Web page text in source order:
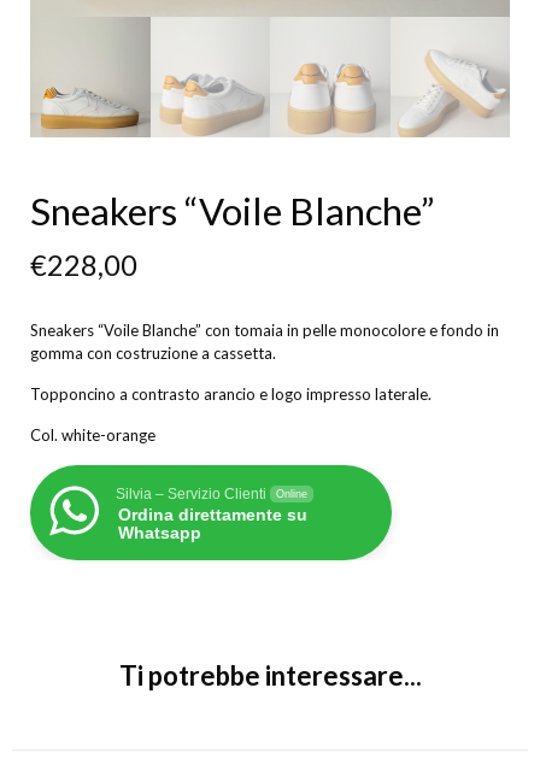
Sneakers “Voile Blanche”
€228,00
Sneakers “Voile Blanche” con tomaia in pelle monocolore e fondo in
gomma con costruzione a cassetta.
Topponcino a contrasto arancio e logo impresso laterale.
Col. white-orange
Silvia – Servizio Clienti Online
Ordina direttamente su
Whatsapp
Ti potrebbe interessare...